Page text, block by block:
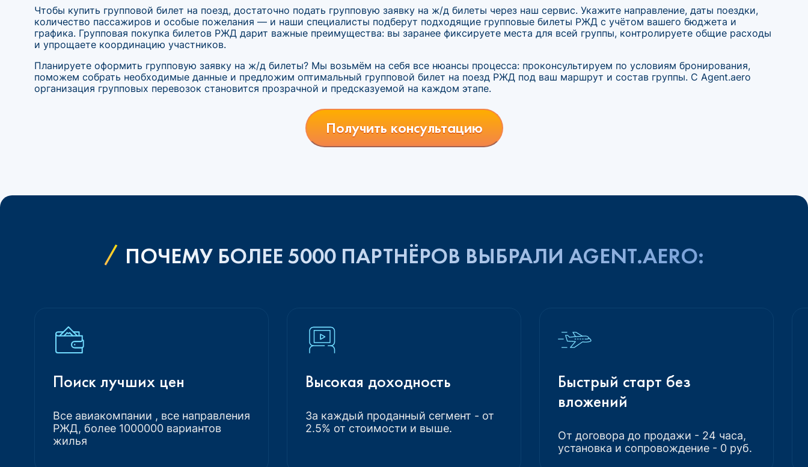
Чтобы купить групповой билет на поезд, достаточно подать групповую заявку на ж/д билеты через наш сервис. Укажите направление, даты поездки,
количество пассажиров и особые пожелания — и наши специалисты подберут подходящие групповые билеты РЖД с учётом вашего бюджета и
графика. Групповая покупка билетов РЖД дарит важные преимущества: вы заранее фиксируете места для всей группы, контролируете общие расходы
и упрощаете координацию участников.
Планируете оформить групповую заявку на ж/д билеты? Мы возьмём на себя все нюансы процесса: проконсультируем по условиям бронирования,
поможем собрать необходимые данные и предложим оптимальный групповой билет на поезд РЖД под ваш маршрут и состав группы. С Agent.aero
организация групповых перевозок становится прозрачной и предсказуемой на каждом этапе.
Получить консультацию
ПОЧЕМУ БОЛЕЕ 5000 ПАРТНЁРОВ ВЫБРАЛИ AGENT.AERO:
Поиск лучших цен
Все авиакомпании , все направления
РЖД, более 1000000 вариантов
жилья
Высокая доходность
За каждый проданный сегмент - от
2.5% от стоимости и выше.
Быстрый старт без
вложений
От договора до продажи - 24 часа,
установка и сопровождение - 0 руб.